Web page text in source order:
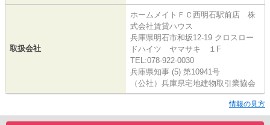
取扱会社
ホームメイトＦＣ西明石駅前店 株
式会社賃貸ハウス
兵庫県明石市和坂12-19 クロスロー
ドハイツ ヤマサキ １F
TEL:078-922-0030
兵庫県知事 (5) 第10941号
（公社）兵庫県宅地建物取引業協会
情報の見方